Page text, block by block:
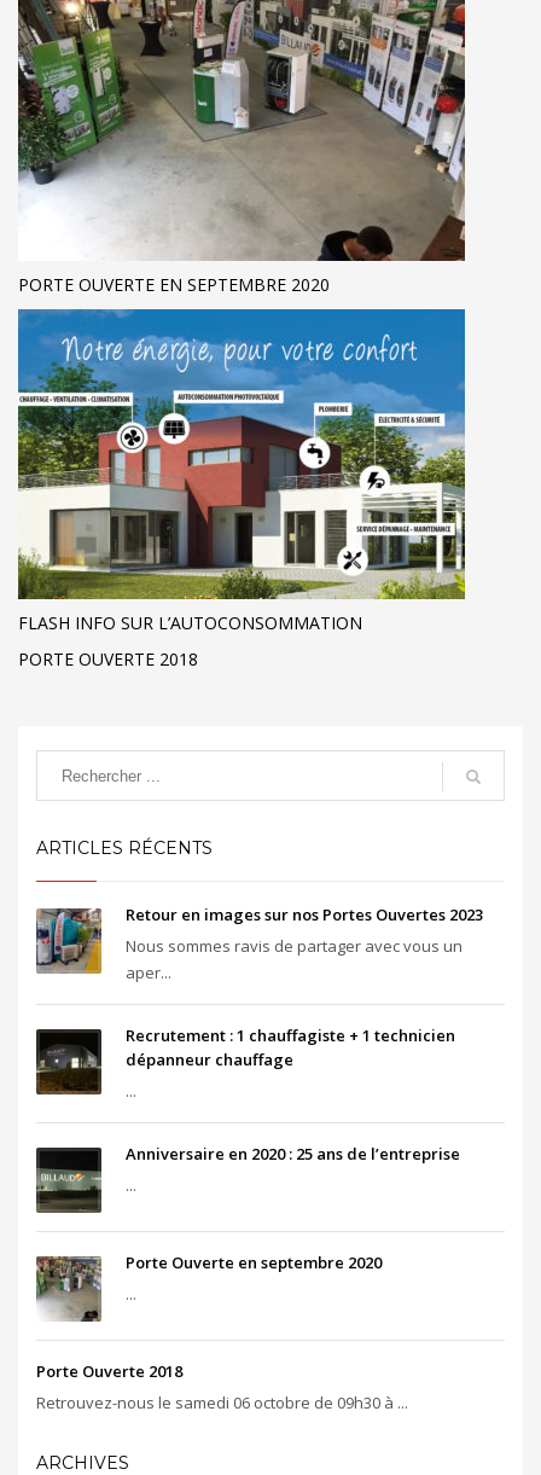
PORTE OUVERTE EN SEPTEMBRE 2020
FLASH INFO SUR L’AUTOCONSOMMATION
PORTE OUVERTE 2018
ARTICLES RÉCENTS
Retour en images sur nos Portes Ouvertes 2023
Nous sommes ravis de partager avec vous un
aper...
Recrutement : 1 chauffagiste + 1 technicien
dépanneur chauffage
...
Anniversaire en 2020 : 25 ans de l’entreprise
...
Porte Ouverte en septembre 2020
...
Porte Ouverte 2018
Retrouvez-nous le samedi 06 octobre de 09h30 à ...
ARCHIVES